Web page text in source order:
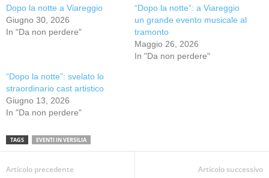
Dopo la notte a Viareggio
Giugno 30, 2026
In "Da non perdere"
“Dopo la notte”: a Viareggio
un grande evento musicale al
tramonto
Maggio 26, 2026
In "Da non perdere"
“Dopo la notte”: svelato lo
straordinario cast artistico
Giugno 13, 2026
In "Da non perdere"
TAGS EVENTI IN VERSILIA
Articolo precedente Articolo successivo